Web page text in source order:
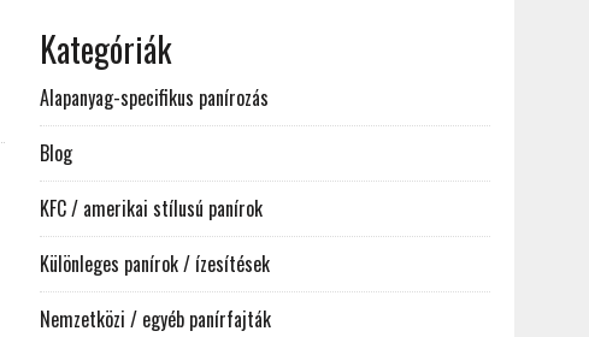
Kategóriák
Alapanyag-specifikus panírozás
Blog
KFC / amerikai stílusú panírok
Különleges panírok / ízesítések
Nemzetközi / egyéb panírfajták